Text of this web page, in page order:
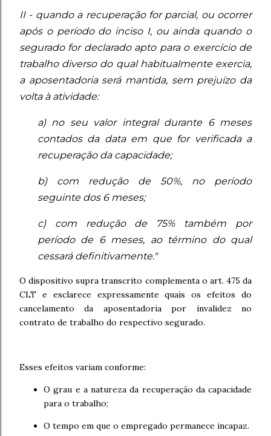
II - quando a recuperação for parcial, ou ocorrer
após o período do inciso I, ou ainda quando o
segurado for declarado apto para o exercício de
trabalho diverso do qual habitualmente exercia,
a aposentadoria será mantida, sem prejuízo da
volta à atividade:
a) no seu valor integral durante 6 meses
contados da data em que for verificada a
recuperação da capacidade;
b) com redução de 50%, no período
seguinte dos 6 meses;
c) com redução de 75% também por
período de 6 meses, ao término do qual
cessará definitivamente."
O dispositivo supra transcrito complementa o art. 475 da
CLT e esclarece expressamente quais os efeitos do
cancelamento da aposentadoria por invalidez no
contrato de trabalho do respectivo segurado.
Esses efeitos variam conforme:
O grau e a natureza da recuperação da capacidade
para o trabalho;
O tempo em que o empregado permanece incapaz.